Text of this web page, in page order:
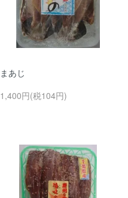
まあじ
1,400円(税104円)